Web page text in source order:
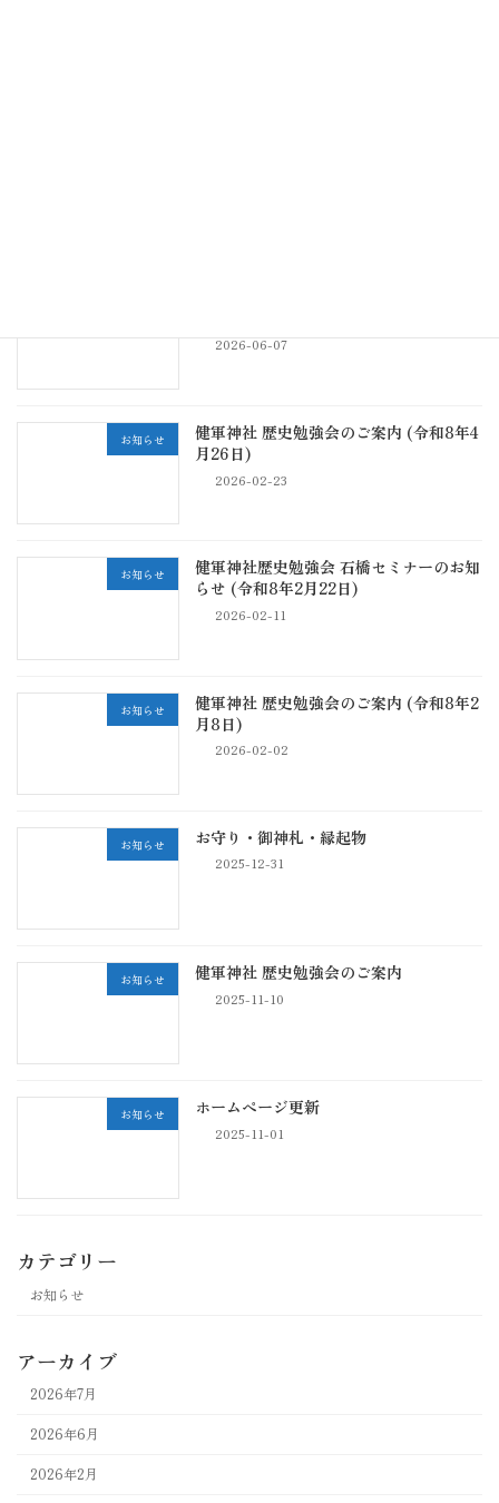
2026-06-07
お知らせ
健軍神社 歴史勉強会のご案内 (令和8年4
月26日)
2026-02-23
お知らせ
健軍神社歴史勉強会 石橋セミナーのお知
らせ (令和8年2月22日)
2026-02-11
お知らせ
健軍神社 歴史勉強会のご案内 (令和8年2
月8日)
2026-02-02
お知らせ お守り・御神札・縁起物
2025-12-31
お知らせ 健軍神社 歴史勉強会のご案内
2025-11-10
お知らせ ホームページ更新
2025-11-01
カテゴリー
お知らせ
アーカイブ
2026年7月
2026年6月
2026年2月